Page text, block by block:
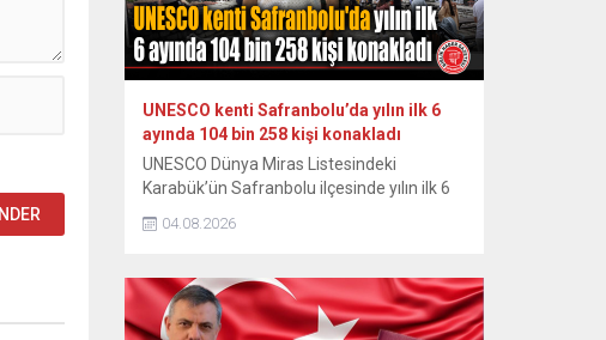
alan Eski Tabakhane Binası önündeki...
UNESCO kenti Safranbolu’da yılın ilk 6
ayında 104 bin 258 kişi konakladı
UNESCO Dünya Miras Listesindeki
Karabük’ün Safranbolu ilçesinde yılın ilk 6
yüzde 7,1 artış yaşanırken, yabancı turist
Osmanlı döneminden kalma han, hamam,
cami, çeşme, köprü ve geleneksel
konaklarıyla her yıl yüz binlerce ziyaretçiyi
04.08.2026